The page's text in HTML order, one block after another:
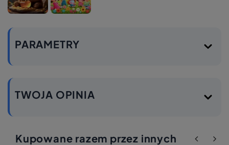
PARAMETRY
TWOJA OPINIA
Kupowane razem przez innych